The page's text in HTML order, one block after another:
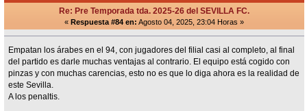
Re: Pre Temporada tda. 2025-26 del SEVILLA FC.
« Respuesta #84 en: Agosto 04, 2025, 23:04 Horas »
Empatan los árabes en el 94, con jugadores del filial casi al completo, al final
del partido es darle muchas ventajas al contrario. El equipo está cogido con
pinzas y con muchas carencias, esto no es que lo diga ahora es la realidad de
este Sevilla.
A los penaltis.